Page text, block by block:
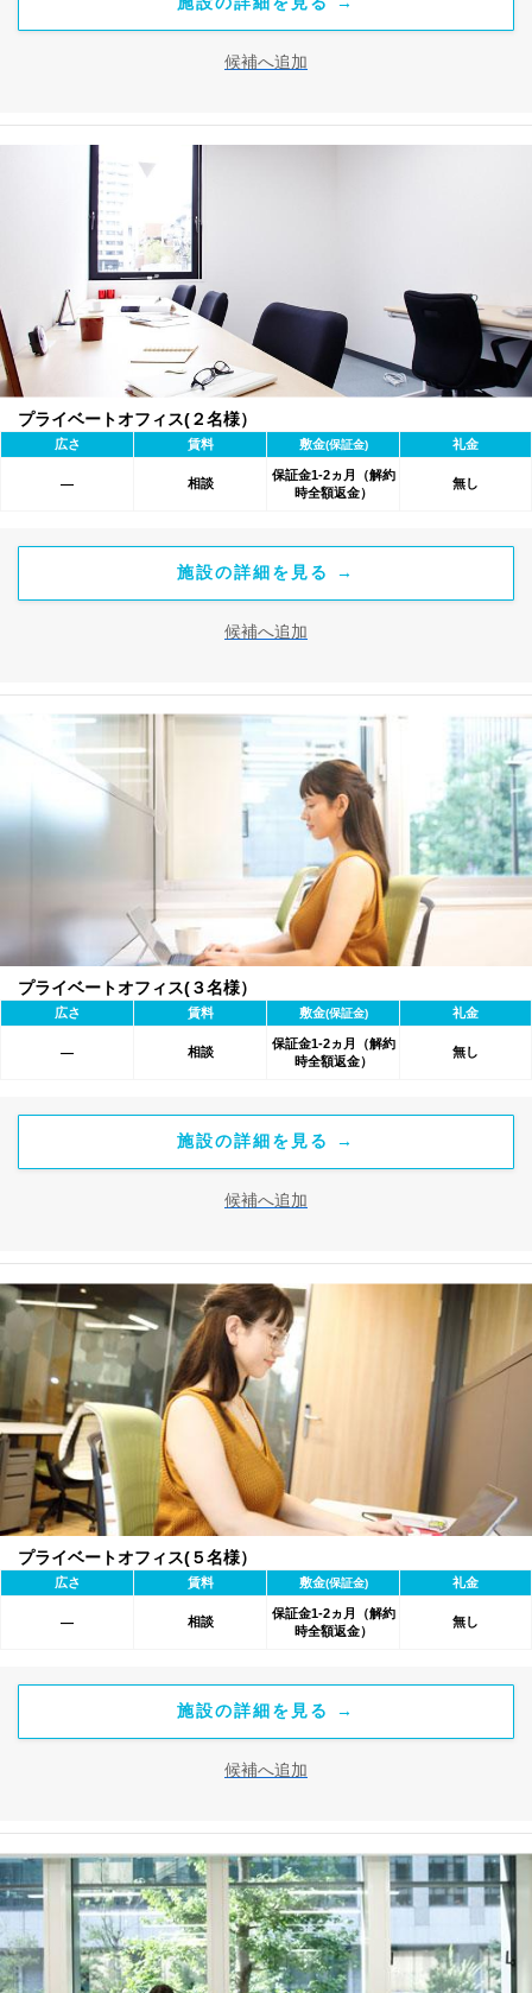
候補へ追加
プライベートオフィス(２名様）
広さ 賃料 敷金(保証金) 礼金
― 相談
保証金1-2ヵ月（解約
時全額返金）
無し
施設の詳細を見る →
候補へ追加
プライベートオフィス(３名様）
広さ 賃料 敷金(保証金) 礼金
― 相談
保証金1-2ヵ月（解約
時全額返金）
無し
施設の詳細を見る →
候補へ追加
プライベートオフィス(５名様）
広さ 賃料 敷金(保証金) 礼金
― 相談
保証金1-2ヵ月（解約
時全額返金）
無し
施設の詳細を見る →
候補へ追加